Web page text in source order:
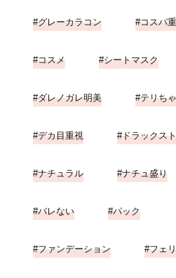
グレーカラコン コスパ
コスメ シートマスク
ダレノガレ明美 テリち
デカ目重視 ドラックス
ナチュラル ナチュ盛り
バレない パック
ファンデーション フェ